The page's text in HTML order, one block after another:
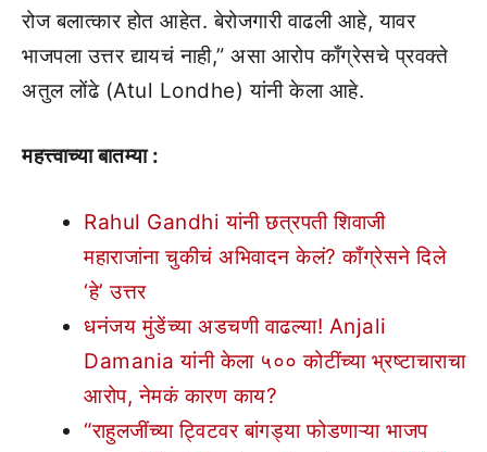
रोज बलात्कार होत आहेत. बेरोजगारी वाढली आहे, यावर
भाजपला उत्तर द्यायचं नाही,” असा आरोप काँग्रेसचे प्रवक्ते
अतुल लोंढे (Atul Londhe) यांनी केला आहे.
महत्त्वाच्या बातम्या :
Rahul Gandhi यांनी छत्रपती शिवाजी
महाराजांना चुकीचं अभिवादन केलं? काँग्रेसने दिले
‘हे’ उत्तर
धनंजय मुंडेंच्या अडचणी वाढल्या! Anjali
Damania यांनी केला ५०० कोटींच्या भ्रष्टाचाराचा
आरोप, नेमकं कारण काय?
“राहुलजींच्या ट्विटवर बांगड्या फोडणाऱ्या भाजप